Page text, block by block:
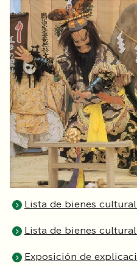
Lista de bienes
Lista de bienes
Exposición de